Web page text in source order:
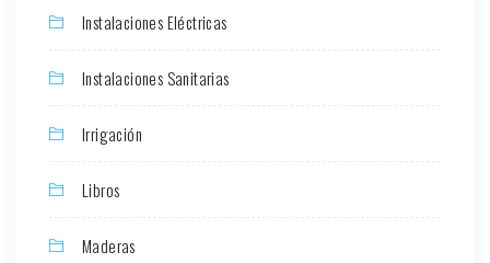
Instalaciones Eléctricas
Instalaciones Sanitarias
Irrigación
Libros
Maderas